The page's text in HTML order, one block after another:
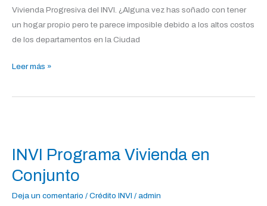
Vivienda Progresiva del INVI. ¿Alguna vez has soñado con tener
un hogar propio pero te parece imposible debido a los altos costos
de los departamentos en la Ciudad
Leer más »
INVI Programa Vivienda en
Conjunto
Deja un comentario / Crédito INVI / admin
Vivienda
en
Conjunto